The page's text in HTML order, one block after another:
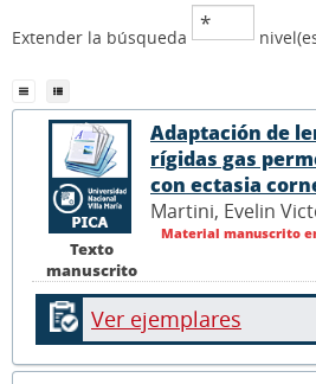
Extender la búsqueda
Texto
manuscrito
Adaptación de
rígidas gas
con ectasia
Martini, Evelin
Material manuscrito
Ver ejemplares